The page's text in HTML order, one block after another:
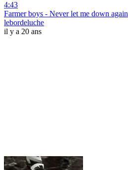
4:43
Farmer boys - Never let me down again
lebordeluche
il y a 20 ans